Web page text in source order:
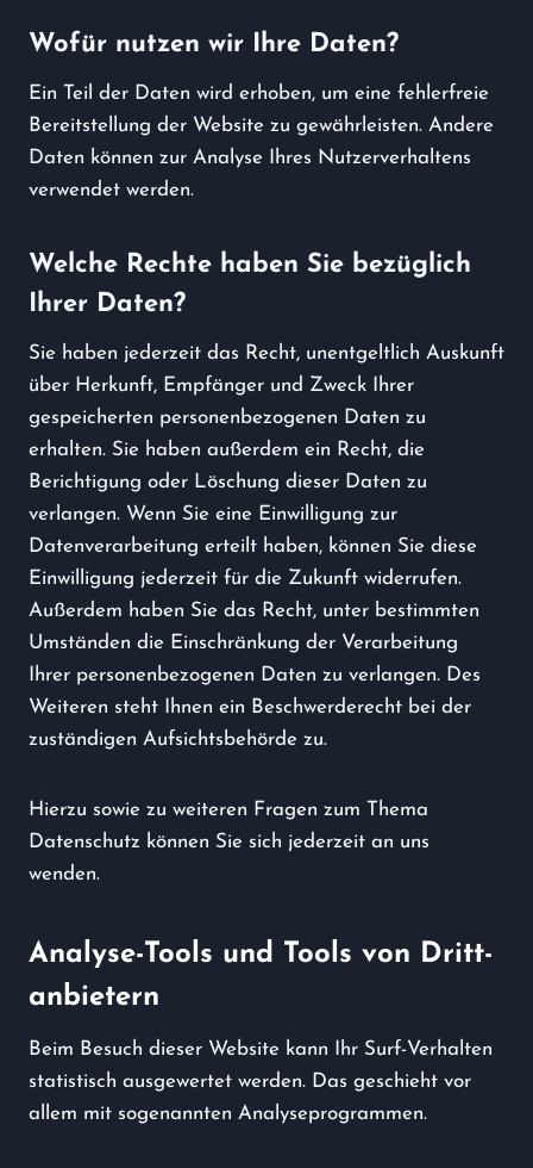
Wofür nutzen wir Ihre Daten?
Ein Teil der Daten wird erhoben, um eine fehlerfreie
Bereitstellung der Website zu gewährleisten. Andere
Daten können zur Analyse Ihres Nutzerverhaltens
verwendet werden.
Welche Rechte haben Sie bezüglich
Ihrer Daten?
Sie haben jederzeit das Recht, unentgeltlich Auskunft
über Herkunft, Empfänger und Zweck Ihrer
gespeicherten personenbezogenen Daten zu
erhalten. Sie haben außerdem ein Recht, die
Berichtigung oder Löschung dieser Daten zu
verlangen. Wenn Sie eine Einwilligung zur
Datenverarbeitung erteilt haben, können Sie diese
Einwilligung jederzeit für die Zukunft widerrufen.
Außerdem haben Sie das Recht, unter bestimmten
Umständen die Einschränkung der Verarbeitung
Ihrer personenbezogenen Daten zu verlangen. Des
Weiteren steht Ihnen ein Beschwerderecht bei der
zuständigen Aufsichtsbehörde zu.
Hierzu sowie zu weiteren Fragen zum Thema
Datenschutz können Sie sich jederzeit an uns
wenden.
Analyse-Tools und Tools von Dritt­
anbietern
Beim Besuch dieser Website kann Ihr Surf-Verhalten
statistisch ausgewertet werden. Das geschieht vor
allem mit sogenannten Analyseprogrammen.